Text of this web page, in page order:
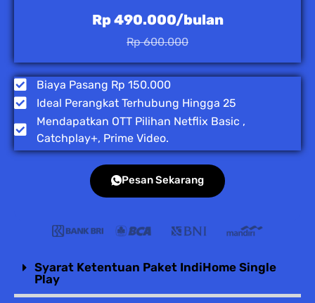
Rp 490.000/bulan
Rp 600.000
Biaya Pasang Rp 150.000
Ideal Perangkat Terhubung Hingga 25
Mendapatkan OTT Pilihan Netflix Basic ,
Catchplay+, Prime Video.
Pesan Sekarang
Syarat Ketentuan Paket IndiHome Single
Play